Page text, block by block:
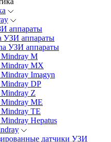
аппараты
УЗИ аппараты
УЗИ аппараты
M
MX
Imagyn
DP
Z
ME
TE
Hepatus
датчики УЗИ